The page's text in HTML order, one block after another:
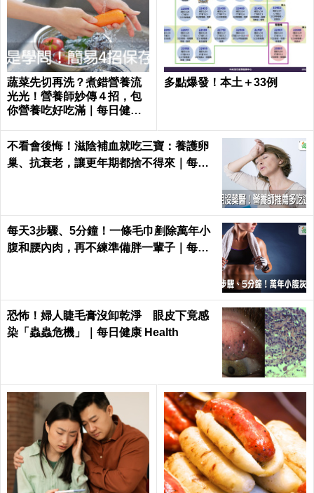
蔬菜先切再洗？煮錯營養流
光光！營養師妙傳４招，包
你營養吃好吃滿｜每日健康
多點爆發！本土＋33例
不看會後悔！滋陰補血就吃三寶：養護卵
巢、抗衰老，讓更年期都捨不得來｜每日
每天3步驟、5分鐘！一條毛巾剷除萬年小
腹和腰內肉，再不練準備胖一輩子｜每日
恐怖！婦人睫毛膏沒卸乾淨 眼皮下竟感
染「蟲蟲危機」｜每日健康 Health